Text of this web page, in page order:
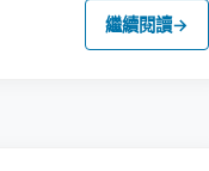
繼續閱讀→